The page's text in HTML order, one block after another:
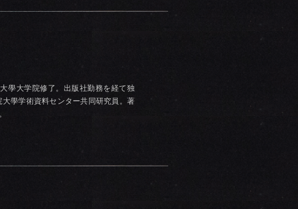
學大学院修了。出版社勤務を経て独
學学術資料センター共同研究員。著